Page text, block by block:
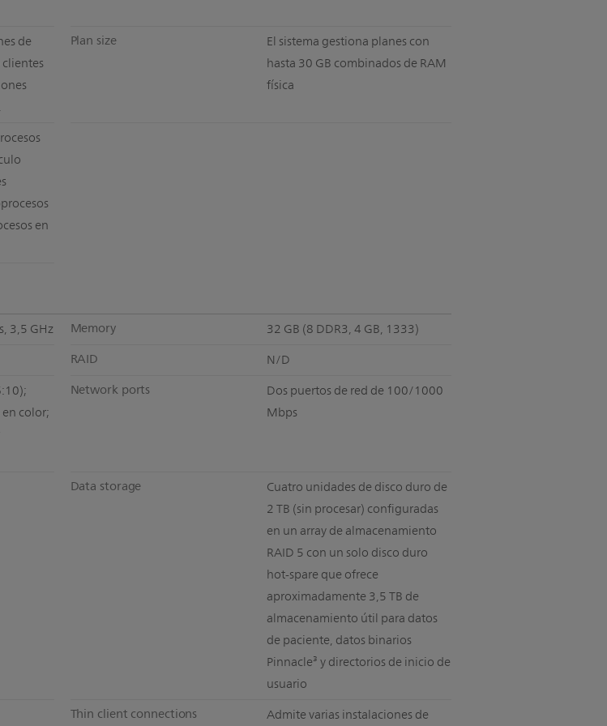
de
clientes
Plan size
El sistema gestiona planes con
hasta 30 GB combinados de RAM
física
en
3,5 GHz Memory 32 GB (8 DDR3, 4 GB, 1333)
RAID N/D
color;
Network ports
Dos puertos de red de 100/1000
Mbps
Data storage
Cuatro unidades de disco duro de
2 TB (sin procesar) configuradas
en un array de almacenamiento
RAID 5 con un solo disco duro
hot-spare que ofrece
aproximadamente 3,5 TB de
almacenamiento útil para datos
de paciente, datos binarios
Pinnacle³ y directorios de inicio de
usuario
Thin client connections Admite varias instalaciones de